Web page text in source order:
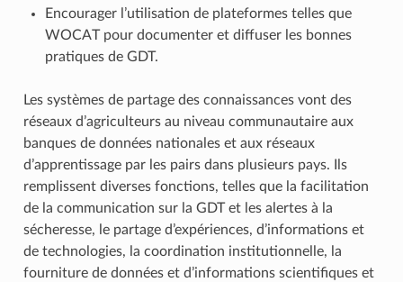
Encourager l’utilisation de plateformes telles que
WOCAT pour documenter et diffuser les bonnes
pratiques de GDT.
Les systèmes de partage des connaissances vont des
réseaux d’agriculteurs au niveau communautaire aux
banques de données nationales et aux réseaux
d’apprentissage par les pairs dans plusieurs pays. Ils
remplissent diverses fonctions, telles que la facilitation
de la communication sur la GDT et les alertes à la
sécheresse, le partage d’expériences, d’informations et
de technologies, la coordination institutionnelle, la
fourniture de données et d’informations scientifiques et